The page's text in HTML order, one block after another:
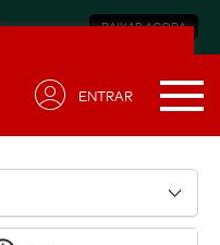
BAIXAR AGORA
ENTRAR